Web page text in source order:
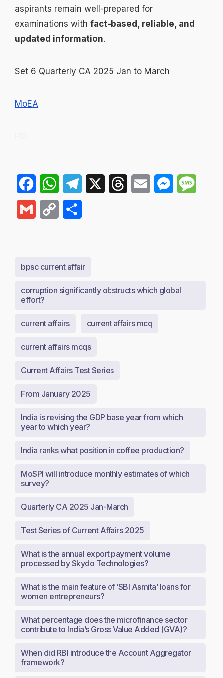
aspirants remain well-prepared for
examinations with fact-based, reliable, and
updated information.
Set 6 Quarterly CA 2025 Jan to March
MoEA
FacebookWhatsAppTelegram ThreadsEmail Messenger
Gmail
Copy
bpsc current affair
corruption significantly obstructs which global
effort?
current affairs current affairs mcq
current affairs mcqs
Current Affairs Test Series
From January 2025
India is revising the GDP base year from which
year to which year?
India ranks what position in coffee production?
MoSPI will introduce monthly estimates of which
survey?
Quarterly CA 2025 Jan-March
Test Series of Current Affairs 2025
What is the annual export payment volume
processed by Skydo Technologies?
What is the main feature of ‘SBI Asmita’ loans for
women entrepreneurs?
What percentage does the microfinance sector
contribute to India’s Gross Value Added (GVA)?
When did RBI introduce the Account Aggregator
framework?